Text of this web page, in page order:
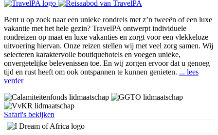
Bent u op zoek naar een unieke rondreis met z’n tweeën of een luxe
vakantie met het hele gezin? TravelPA ontwerpt individuele
rondreizen op maat en luxe vakanties en zorgt voor een vlekkeloze
uitvoering hiervan. Onze reizen stellen wij met veel zorg samen. Wij
selecteren karaktervolle boutiquehotels en voegen unieke,
onvergetelijke belevenissen toe. En wij zorgen ervoor dat u genoeg
tijd en rust heeft om ook ontspannen te kunnen genieten. ... lees
verder
Safari's bekijken